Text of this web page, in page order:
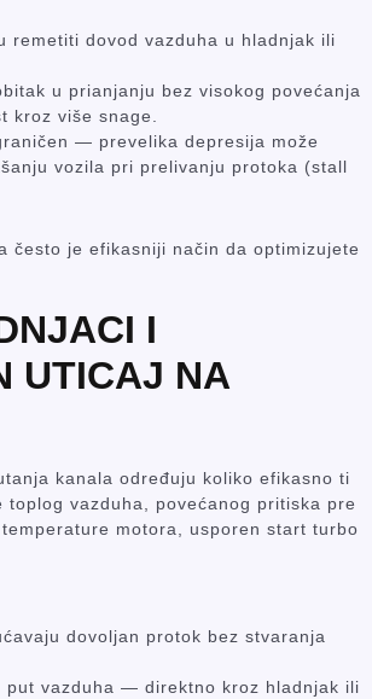
remetiti dovod vazduha u hladnjak ili
u prianjanju bez visokog povećanja
kroz više snage.
— prevelika depresija može
vozila pri prelivanju protoka (stall
često je efikasniji način da optimizujete
I
UTICAJ NA
kanala određuju koliko efikasno ti
vazduha, povećanog pritiska pre
motora, usporen start turbo
dovoljan protok bez stvaranja
put vazduha — direktno kroz hladnjak ili